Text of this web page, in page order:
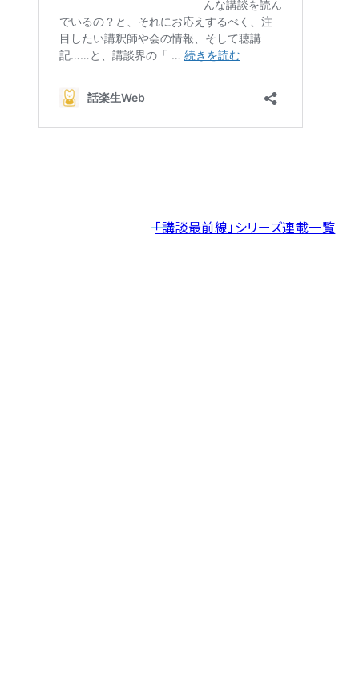
――「講談最前線」シリーズ連載一覧